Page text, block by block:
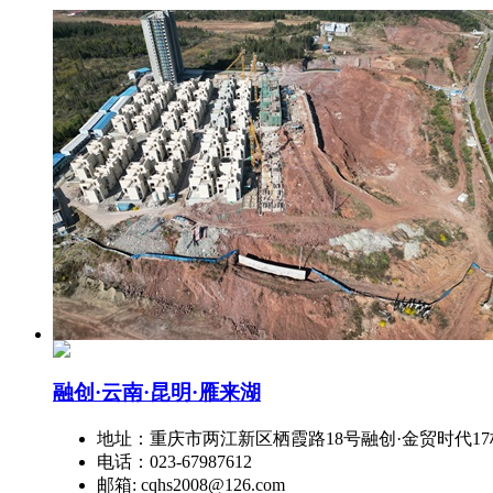
融创·云南·昆明·雁来湖
地址：重庆市两江新区栖霞路18号融创·金贸时代
电话：023-67987612
邮箱: cqhs2008@126.com